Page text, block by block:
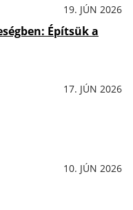
19. JÚN 2026
Építsük a
17. JÚN 2026
10. JÚN 2026